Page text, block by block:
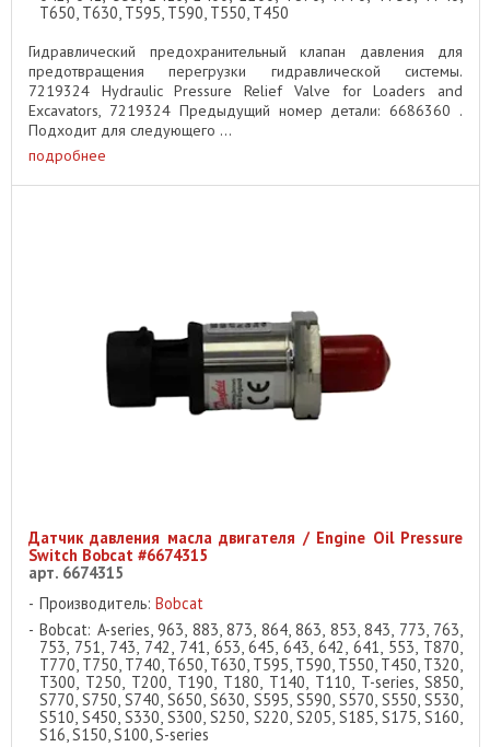
T650, T630, T595, T590, T550, T450
Гидравлический предохранительный клапан давления для
предотвращения перегрузки гидравлической системы.
7219324 Hydraulic Pressure Relief Valve for Loaders and
Excavators, 7219324 Предыдущий номер детали: 6686360 .
Подходит для следующего ...
подробнее
Датчик давления масла двигателя / Engine Oil Pressure
Switch Bobcat #6674315
арт. 6674315
Производитель: Bobcat
Bobcat: A-series, 963, 883, 873, 864, 863, 853, 843, 773, 763,
753, 751, 743, 742, 741, 653, 645, 643, 642, 641, 553, T870,
T770, T750, T740, T650, T630, T595, T590, T550, T450, T320,
T300, T250, T200, T190, T180, T140, T110, T-series, S850,
S770, S750, S740, S650, S630, S595, S590, S570, S550, S530,
S510, S450, S330, S300, S250, S220, S205, S185, S175, S160,
S16, S150, S100, S-series